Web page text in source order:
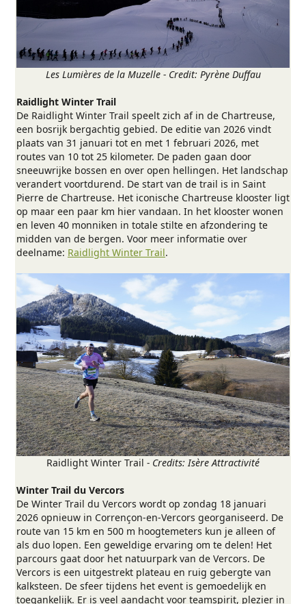
Les Lumières de la Muzelle - Credit: Pyrène Duffau
Raidlight Winter Trail
De Raidlight Winter Trail speelt zich af in de Chartreuse,
een bosrijk bergachtig gebied. De editie van 2026 vindt
plaats van 31 januari tot en met 1 februari 2026, met
routes van 10 tot 25 kilometer. De paden gaan door
sneeuwrijke bossen en over open hellingen. Het landschap
verandert voortdurend. De start van de trail is in Saint
Pierre de Chartreuse. Het iconische Chartreuse klooster ligt
op maar een paar km hier vandaan. In het klooster wonen
en leven 40 monniken in totale stilte en afzondering te
midden van de bergen. Voor meer informatie over
deelname: Raidlight Winter Trail.
Raidlight Winter Trail - Credits: Isère Attractivité
Winter Trail du Vercors
De Winter Trail du Vercors wordt op zondag 18 januari
2026 opnieuw in Corrençon-en-Vercors georganiseerd. De
route van 15 km en 500 m hoogtemeters kun je alleen of
als duo lopen. Een geweldige ervaring om te delen! Het
parcours gaat door het natuurpark van de Vercors. De
Vercors is een uitgestrekt plateau en ruig gebergte van
kalksteen. De sfeer tijdens het event is gemoedelijk en
toegankelijk. Er is veel aandacht voor teamspirit, plezier in